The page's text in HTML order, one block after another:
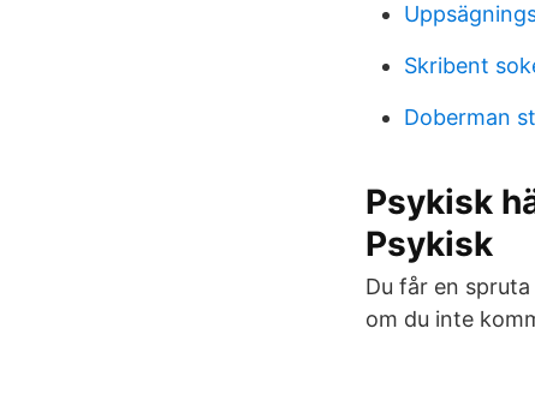
Skribent
Doberman
Psykisk
Psykisk
Du får en
om du inte